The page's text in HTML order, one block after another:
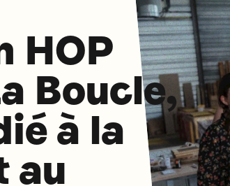
HOP
Boucle,
à la
au